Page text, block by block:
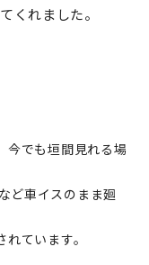
くれました。
今でも垣間見れる場
ど車イスのまま廻
ています。